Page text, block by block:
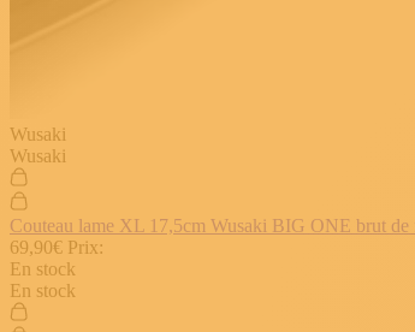
Wusaki
Wusaki
Couteau lame XL 17,5cm Wusaki BIG ONE brut
69,90€ Prix:
En stock
En stock